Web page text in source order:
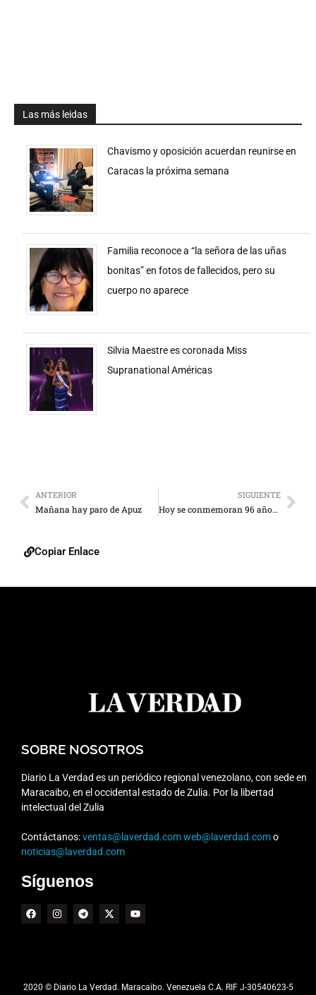
Las más leidas
Chavismo y oposición acuerdan reunirse en
Caracas la próxima semana
Familia reconoce a “la señora de las uñas
bonitas” en fotos de fallecidos, pero su
cuerpo no aparece
Silvia Maestre es coronada Miss
Supranational Américas
ANTERIOR
Mañana hay paro de Apuz
SIGUIENTE
Hoy se conmemoran 96 años de la muerte del Venerable
Copiar Enlace
SOBRE NOSOTROS
Diario La Verdad es un periódico regional venezolano, con sede en
Maracaibo, en el occidental estado de Zulia. Por la libertad
intelectual del Zulia
Contáctanos:ventas@laverdad.comweb@laverdad.como
noticias@laverdad.com
Síguenos
2020 © Diario La Verdad. Maracaibo. Venezuela C.A. RIF J-30540623-5